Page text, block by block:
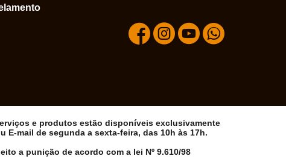
e produtos estão disponíveis exclusivamente
mail de segunda a sexta-feira, das 10h às 17h.
a punição de acordo com a lei Nº 9.610/98